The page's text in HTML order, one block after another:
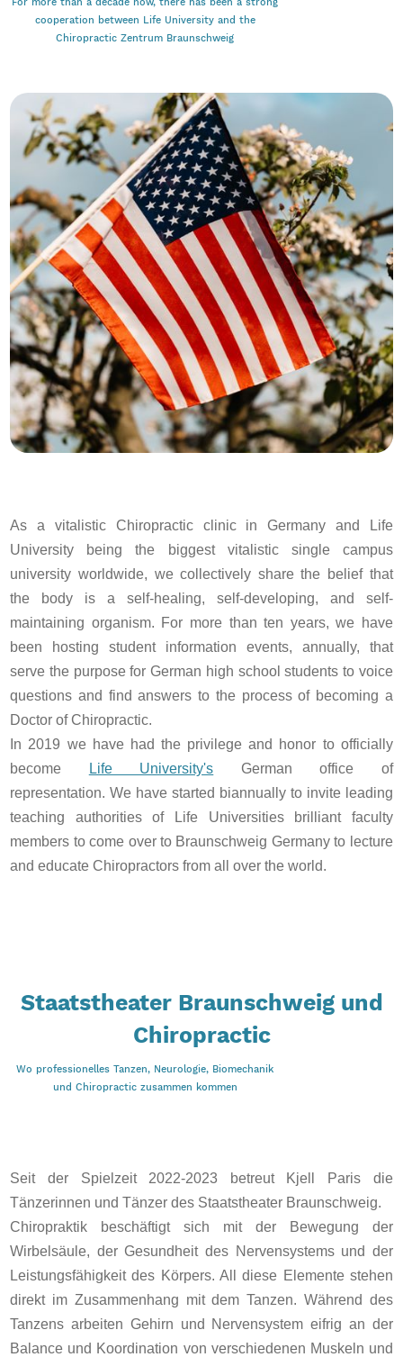
cooperation between Life University and the
Chiropractic Zentrum Braunschweig
As a vitalistic Chiropractic clinic in Germany and Life
University being the biggest vitalistic single campus
university worldwide, we collectively share the belief that
the body is a self-healing, self-developing, and self-
maintaining organism. For more than ten years, we have
been hosting student information events, annually, that
serve the purpose for German high school students to voice
questions and find answers to the process of becoming a
Doctor of Chiropractic.
In 2019 we have had the privilege and honor to officially
become
Life University's German office of
representation. We have started biannually to invite leading
teaching authorities of Life Universities brilliant faculty
members to come over to Braunschweig Germany to lecture
and educate Chiropractors from all over the world.
Staatstheater Braunschweig und
Chiropractic
Wo professionelles Tanzen, Neurologie, Biomechanik
und Chiropractic zusammen kommen
Seit der Spielzeit 2022-2023 betreut Kjell Paris die
Tänzerinnen und Tänzer des Staatstheater Braunschweig.
Chiropraktik beschäftigt sich mit der Bewegung der
Wirbelsäule, der Gesundheit des Nervensystems und der
Leistungsfähigkeit des Körpers. All diese Elemente stehen
direkt im Zusammenhang mit dem Tanzen. Während des
Tanzens arbeiten Gehirn und Nervensystem eifrig an der
Balance und Koordination von verschiedenen Muskeln und